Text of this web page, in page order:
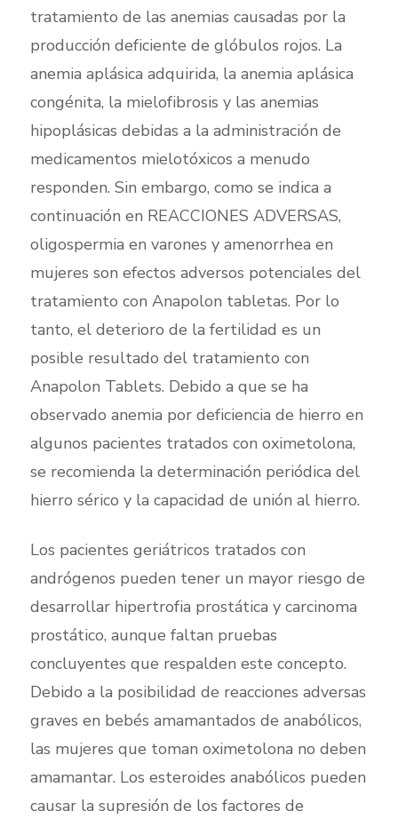
tratamiento de las anemias causadas por la
producción deficiente de glóbulos rojos. La
anemia aplásica adquirida, la anemia aplásica
congénita, la mielofibrosis y las anemias
hipoplásicas debidas a la administración de
medicamentos mielotóxicos a menudo
responden. Sin embargo, como se indica a
continuación en REACCIONES ADVERSAS,
oligospermia en varones y amenorrhea en
mujeres son efectos adversos potenciales del
tratamiento con Anapolon tabletas. Por lo
tanto, el deterioro de la fertilidad es un
posible resultado del tratamiento con
Anapolon Tablets. Debido a que se ha
observado anemia por deficiencia de hierro en
algunos pacientes tratados con oximetolona,
se recomienda la determinación periódica del
hierro sérico y la capacidad de unión al hierro.
Los pacientes geriátricos tratados con
andrógenos pueden tener un mayor riesgo de
desarrollar hipertrofia prostática y carcinoma
prostático, aunque faltan pruebas
concluyentes que respalden este concepto.
Debido a la posibilidad de reacciones adversas
graves en bebés amamantados de anabólicos,
las mujeres que toman oximetolona no deben
amamantar. Los esteroides anabólicos pueden
causar la supresión de los factores de